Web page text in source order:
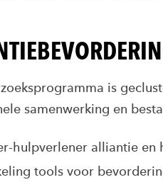
is
samenwerking en
hulpverlener alliantie en
tools voor